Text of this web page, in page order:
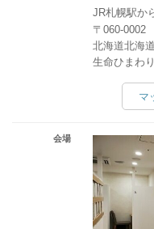
JR札幌駅か
〒060-0002
北海道北海
生命ひまわ
マ
会場